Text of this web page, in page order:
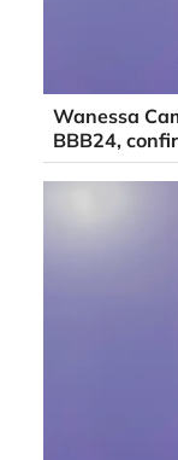
Wanessa
BBB24,